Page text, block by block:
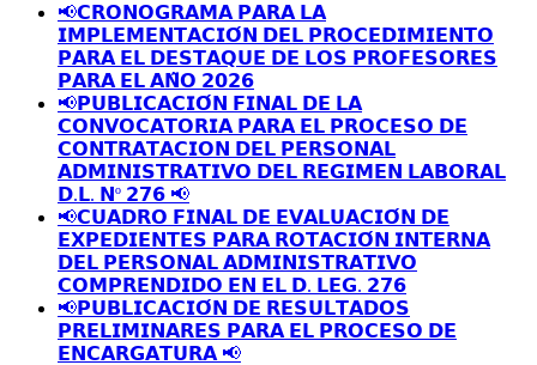
📢𝗖𝗥𝗢𝗡𝗢𝗚𝗥𝗔𝗠𝗔 𝗣𝗔𝗥𝗔 𝗟𝗔
𝗜𝗠𝗣𝗟𝗘𝗠𝗘𝗡𝗧𝗔𝗖𝗜𝗢́𝗡 𝗗𝗘𝗟 𝗣𝗥𝗢𝗖𝗘𝗗𝗜𝗠𝗜𝗘𝗡𝗧𝗢
𝗣𝗔𝗥𝗔 𝗘𝗟 𝗗𝗘𝗦𝗧𝗔𝗤𝗨𝗘 𝗗𝗘 𝗟𝗢𝗦 𝗣𝗥𝗢𝗙𝗘𝗦𝗢𝗥𝗘𝗦
𝗣𝗔𝗥𝗔 𝗘𝗟 𝗔𝗡̃𝗢 𝟮𝟬𝟮𝟲
📢𝗣𝗨𝗕𝗟𝗜𝗖𝗔𝗖𝗜𝗢́𝗡 𝗙𝗜𝗡𝗔𝗟 𝗗𝗘 𝗟𝗔
𝗖𝗢𝗡𝗩𝗢𝗖𝗔𝗧𝗢𝗥𝗜𝗔 𝗣𝗔𝗥𝗔 𝗘𝗟 𝗣𝗥𝗢𝗖𝗘𝗦𝗢 𝗗𝗘
𝗖𝗢𝗡𝗧𝗥𝗔𝗧𝗔𝗖𝗜𝗢𝗡 𝗗𝗘𝗟 𝗣𝗘𝗥𝗦𝗢𝗡𝗔𝗟
𝗔𝗗𝗠𝗜𝗡𝗜𝗦𝗧𝗥𝗔𝗧𝗜𝗩𝗢 𝗗𝗘𝗟 𝗥𝗘𝗚𝗜𝗠𝗘𝗡 𝗟𝗔𝗕𝗢𝗥𝗔𝗟
𝗗.𝗟. 𝗡º 𝟮𝟳𝟲 📢
📢𝗖𝗨𝗔𝗗𝗥𝗢 𝗙𝗜𝗡𝗔𝗟 𝗗𝗘 𝗘𝗩𝗔𝗟𝗨𝗔𝗖𝗜𝗢́𝗡 𝗗𝗘
𝗘𝗫𝗣𝗘𝗗𝗜𝗘𝗡𝗧𝗘𝗦 𝗣𝗔𝗥𝗔 𝗥𝗢𝗧𝗔𝗖𝗜𝗢́𝗡 𝗜𝗡𝗧𝗘𝗥𝗡𝗔
𝗗𝗘𝗟 𝗣𝗘𝗥𝗦𝗢𝗡𝗔𝗟 𝗔𝗗𝗠𝗜𝗡𝗜𝗦𝗧𝗥𝗔𝗧𝗜𝗩𝗢
𝗖𝗢𝗠𝗣𝗥𝗘𝗡𝗗𝗜𝗗𝗢 𝗘𝗡 𝗘𝗟 𝗗. 𝗟𝗘𝗚. 𝟮𝟳𝟲
📢𝗣𝗨𝗕𝗟𝗜𝗖𝗔𝗖𝗜𝗢́𝗡 𝗗𝗘 𝗥𝗘𝗦𝗨𝗟𝗧𝗔𝗗𝗢𝗦
𝗣𝗥𝗘𝗟𝗜𝗠𝗜𝗡𝗔𝗥𝗘𝗦 𝗣𝗔𝗥𝗔 𝗘𝗟 𝗣𝗥𝗢𝗖𝗘𝗦𝗢 𝗗𝗘
𝗘𝗡𝗖𝗔𝗥𝗚𝗔𝗧𝗨𝗥𝗔 📢